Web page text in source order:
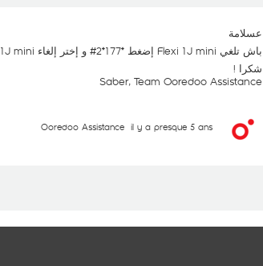
عسلامة
باش تلغي Flexi 1J mini إضغط *177*2# و إختر إلغاء Flexi 1J mini تبع الإرشادات
شكرا !
Saber, Team Ooredoo Assistance
Ooredoo Assistance il y a presque 5 ans